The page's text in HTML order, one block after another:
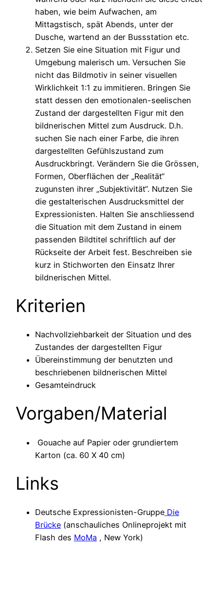
haben, wie beim Aufwachen, am
Mittagstisch, spät Abends, unter der
Dusche, wartend an der Bussstation etc.
Setzen Sie eine Situation mit Figur und
Umgebung malerisch um. Versuchen Sie
nicht das Bildmotiv in seiner visuellen
Wirklichkeit 1:1 zu immitieren. Bringen Sie
statt dessen den emotionalen-seelischen
Zustand der dargestellten Figur mit den
bildnerischen Mittel zum Ausdruck. D.h.
suchen Sie nach einer Farbe, die ihren
dargestellten Gefühlszustand zum
Ausdruckbringt. Verändern Sie die Grössen,
Formen, Oberflächen der „Realität“
zugunsten ihrer „Subjektivität“. Nutzen Sie
die gestalterischen Ausdrucksmittel der
Expressionisten. Halten Sie anschliessend
die Situation mit dem Zustand in einem
passenden Bildtitel schriftlich auf der
Rückseite der Arbeit fest. Beschreiben sie
kurz in Stichworten den Einsatz Ihrer
bildnerischen Mittel.
Kriterien
Nachvollziehbarkeit der Situation und des
Zustandes der dargestellten Figur
Übereinstimmung der benutzten und
beschriebenen bildnerischen Mittel
Gesamteindruck
Vorgaben/Material
Gouache auf Papier oder grundiertem
Karton (ca. 60 X 40 cm)
Links
Deutsche Expressionisten-Gruppe Die
Brücke (anschauliches Onlineprojekt mit
Flash des MoMa , New York)